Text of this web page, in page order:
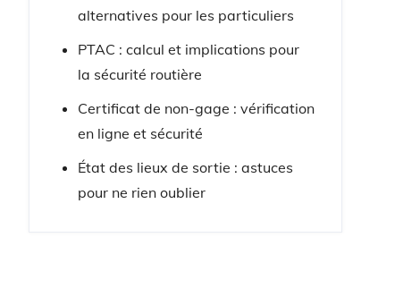
alternatives pour les particuliers
PTAC : calcul et implications pour
la sécurité routière
Certificat de non-gage : vérification
en ligne et sécurité
État des lieux de sortie : astuces
pour ne rien oublier